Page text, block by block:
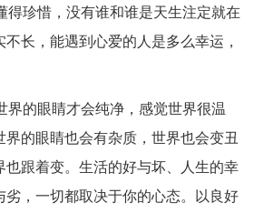
得珍惜，没有谁和谁是天生注定就在
长，能遇到心爱的人是多么幸运，
界的眼睛才会纯净，感觉世界很温
的眼睛也会有杂质，世界也会变丑
跟着变。生活的好与坏、人生的幸
，一切都取决于你的心态。以良好